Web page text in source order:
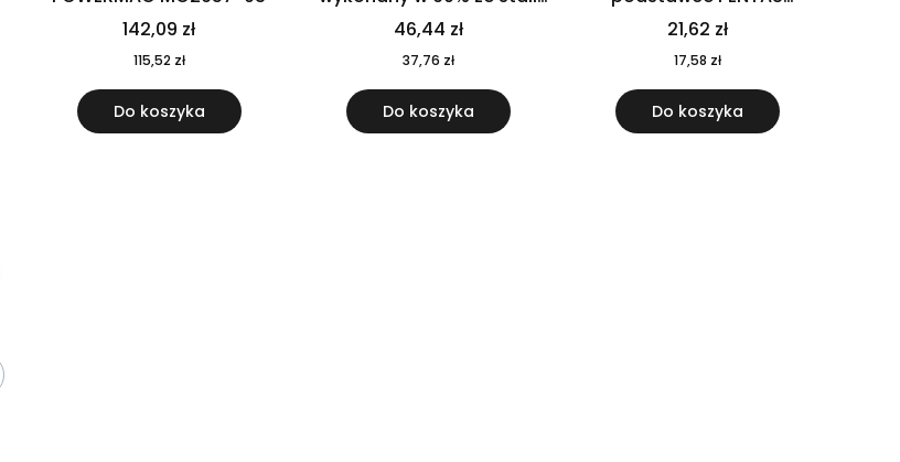
142,09 zł
115,52 zł
Do koszyka
nierdzewnej pochodzącej z
recyklingu 520 ml 94294
46,44 zł
37,76 zł
Do koszyka
MO6282-40
21,62 zł
17,58 zł
Do koszyka